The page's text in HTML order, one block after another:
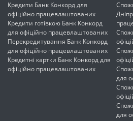
Кредити Банк Конкорд для
офіційно працевлаштованих
Кредити готівкою Банк Конкорд
для офіційно працевлаштованих
Перекредитування Банк Конкорд
для офіційно працевлаштованих
Кредитні картки Банк Конкорд для
офіційно працевлаштованих
для
для